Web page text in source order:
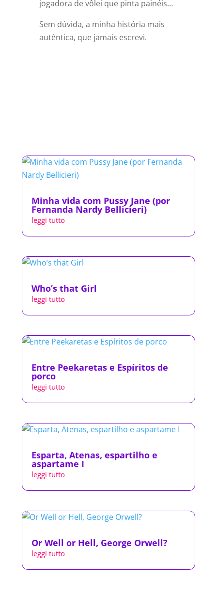
jogadora de vôlei que pinta painéis…
Sem dúvida, a minha história mais
autêntica, que jamais escrevi.
Minha vida com Pussy Jane (por
Fernanda Nardy Bellicieri)
leggi tutto
Who’s that Girl
leggi tutto
Entre Peekaretas e Espíritos de
porco
leggi tutto
Esparta, Atenas, espartilho e
aspartame I
leggi tutto
Or Well or Hell, George Orwell?
leggi tutto